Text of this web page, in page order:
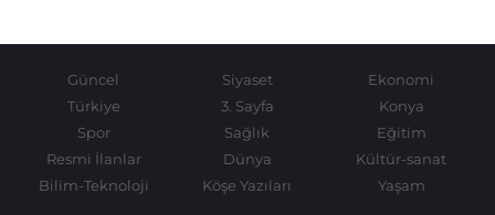
Güncel Siyaset
Ekonomi
Türkiye
3. Sayfa
Konya
Spor
Sağlık
Eğitim
Resmi İlanlar
Dünya
Kültür-sanat
Bilim-Teknoloji
Köşe Yazıları Yaşam